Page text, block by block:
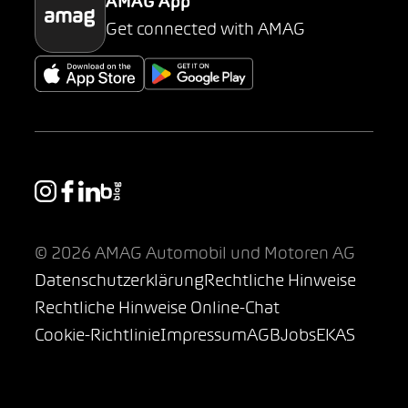
AMAG App
Get connected with AMAG
© 2026 AMAG Automobil und Motoren AG
DatenschutzerklärungRechtliche Hinweise
Rechtliche Hinweise Online-Chat
Cookie-RichtlinieImpressumAGBJobsEKAS